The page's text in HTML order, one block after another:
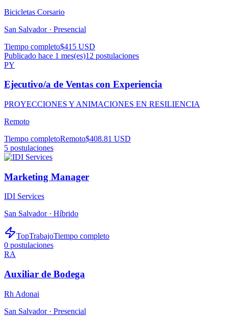
Bicicletas Corsario
San Salvador · Presencial
Tiempo completo$415 USD
Publicado hace 1 mes(es)12 postulaciones
PY
Ejecutivo/a de Ventas con Experiencia
PROYECCIONES Y ANIMACIONES EN RESILIENCIA
Remoto
Tiempo completoRemoto$408.81 USD
5 postulaciones
Marketing Manager
IDI Services
San Salvador · Híbrido
TopTrabajoTiempo completo
0 postulaciones
RA
Auxiliar de Bodega
Rh Adonai
San Salvador · Presencial